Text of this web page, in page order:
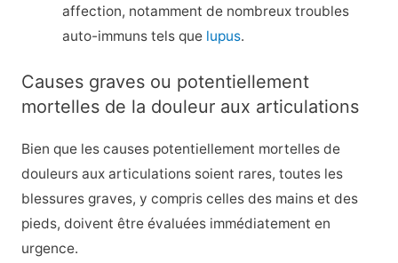
affection, notamment de nombreux troubles
auto-immuns tels que lupus.
Causes graves ou potentiellement
mortelles de la douleur aux articulations
Bien que les causes potentiellement mortelles de
douleurs aux articulations soient rares, toutes les
blessures graves, y compris celles des mains et des
pieds, doivent être évaluées immédiatement en
urgence.